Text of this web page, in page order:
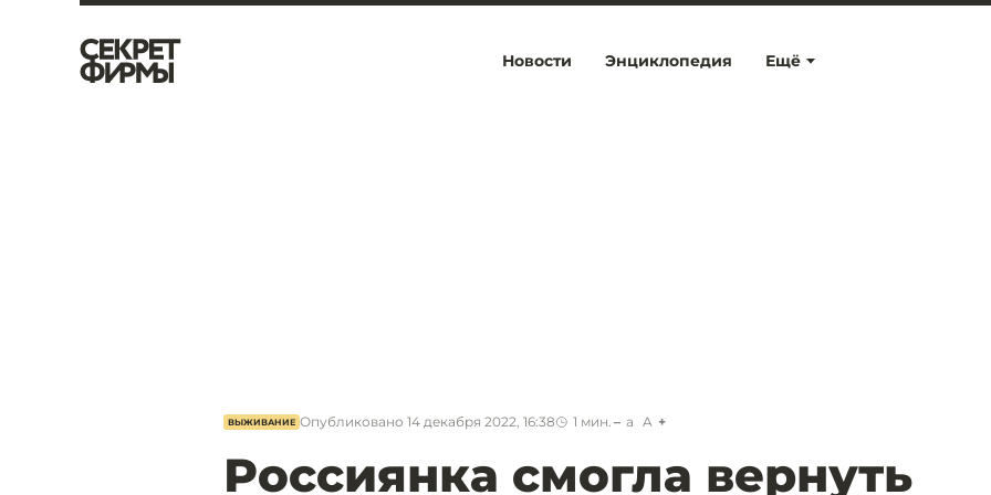
Ещё
Новости Энциклопедия
ВЫЖИВАНИЕ Опубликовано 14 декабря 2022, 16:38 1 мин. a A
Россиянка смогла вернуть